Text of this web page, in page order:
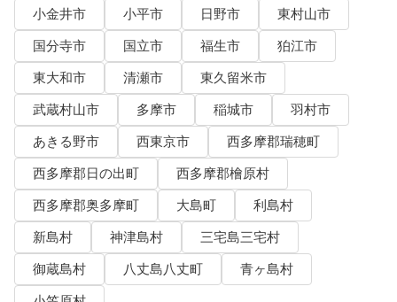
小金井市
小平市 日野市
東村山市
国分寺市
国立市 福生市
狛江市
東大和市
清瀬市
東久留米市
武蔵村山市
多摩市 稲城市
羽村市
あきる野市
西東京市
西多摩郡瑞穂町
西多摩郡日の出町
西多摩郡檜原村
西多摩郡奥多摩町
大島町
利島村
新島村
神津島村
三宅島三宅村
御蔵島村
八丈島八丈町
青ヶ島村